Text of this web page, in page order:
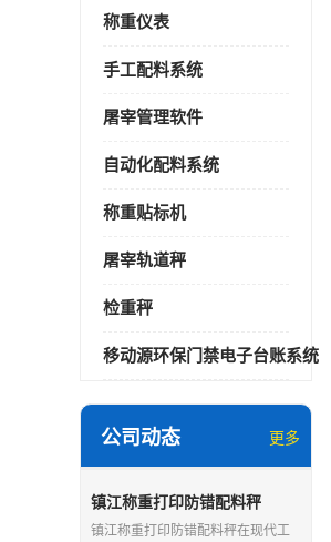
称重仪表
手工配料系统
屠宰管理软件
自动化配料系统
称重贴标机
屠宰轨道秤
检重秤
移动源环保门禁电子台账系统
公司动态 更多
镇江称重打印防错配料秤
镇江称重打印防错配料秤在现代工